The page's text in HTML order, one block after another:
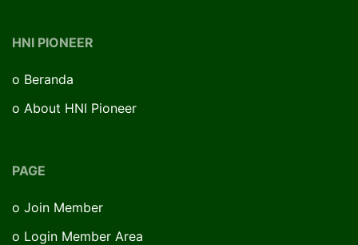
HNI PIONEER
o Beranda
o About HNI Pioneer
PAGE
o Join Member
o Login Member Area